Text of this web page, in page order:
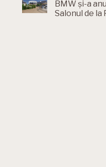
BMW și-a
Salonul de la